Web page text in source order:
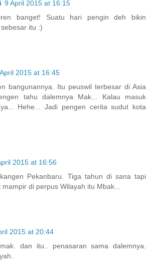
9 April 2015 at 16:15
banget! Suatu hari pengin deh bikin
itu :)
2015 at 16:45
bangunannya. Itu peuswil terbesar di Asia
tahu dalemnya Mak... Kalau masuk
Hehe... Jadi pengen cerita sudut kota
2015 at 16:56
Pekanbaru. Tiga tahun di sana tapi
di perpus Wilayah itu Mbak...
2015 at 20:44
dan itu.. penasaran sama dalemnya.